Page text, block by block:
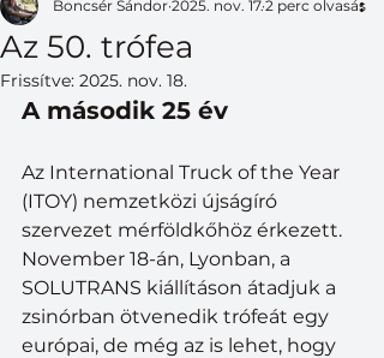
Az 50. trófea
Boncsér Sándor 2025. nov. 17.2 perc olvasás
Frissítve: 2025. nov. 18.
A második 25 év
Az International Truck of the Year
(ITOY) nemzetközi újságíró
szervezet mérföldkőhöz érkezett.
November 18-án, Lyonban, a
SOLUTRANS kiállításon átadjuk a
zsinórban ötvenedik trófeát egy
európai, de még az is lehet, hogy